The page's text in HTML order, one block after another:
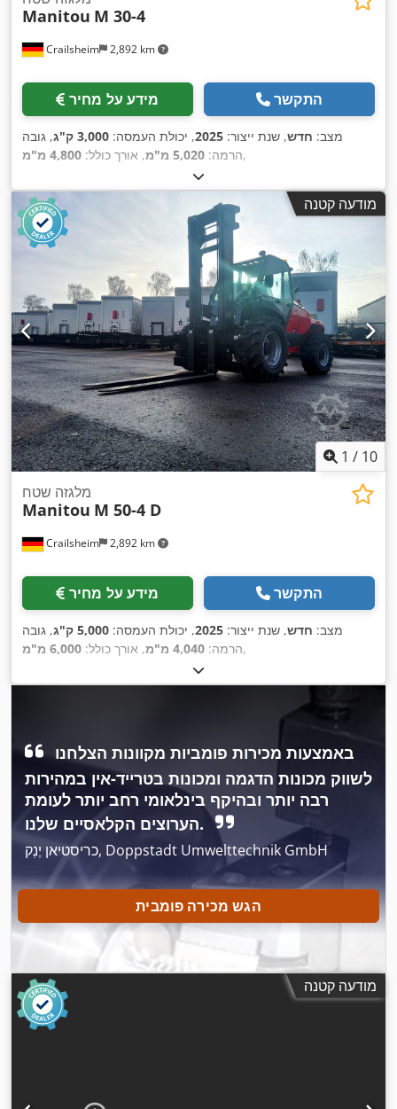
Crailsheim 2,892 km
Manitou M 30-4
מידע על מחיר התקשר
מצב: חדש, שנת ייצור: 2025, יכולת העמסה: 3,000 ק"ג
, גובה
הרמה: 5,020 מ"מ , אורך כולל: 4,800 מ"מ ,
מודעה קטנה
1 / 10
Crailsheim 2,892 km
מלגזה שטח
Manitou M 50-4 D
מידע על מחיר התקשר
מצב: חדש, שנת ייצור: 2025, יכולת העמסה: 5,000 ק"ג
, גובה
הרמה: 4,040 מ"מ , אורך כולל: 6,000 מ"מ ,
לשווק מכונות הדגמה ומכונות בטרייד-אין במהירות
רבה יותר ובהיקף בינלאומי רחב יותר לעומת
הערוצים הקלאסיים שלנו.
כריסטיאן יֶנְק, Doppstadt Umwelttechnik GmbH
הגש מכירה פומבית
מודעה קטנה